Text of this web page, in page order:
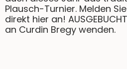
Plausch-Turnier. Melden
direkt hier an!
an Curdin Bregy wenden.